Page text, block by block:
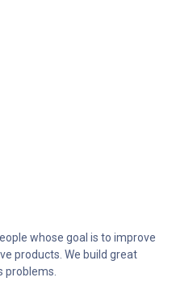
whose goal is to improve
products. We build great
problems.